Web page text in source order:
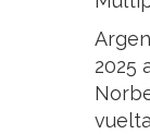
2025